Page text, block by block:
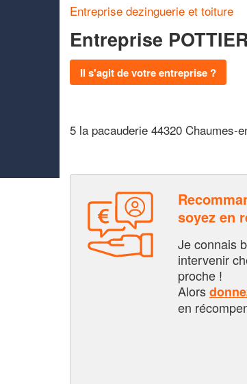
Entreprise dezinguerie et toiture
Entreprise
Il s'agit de votre entreprise ?
5 la pacauderie 44320 Chaumes-
soyez en
Je connais
intervenir
proche !
Alors
en